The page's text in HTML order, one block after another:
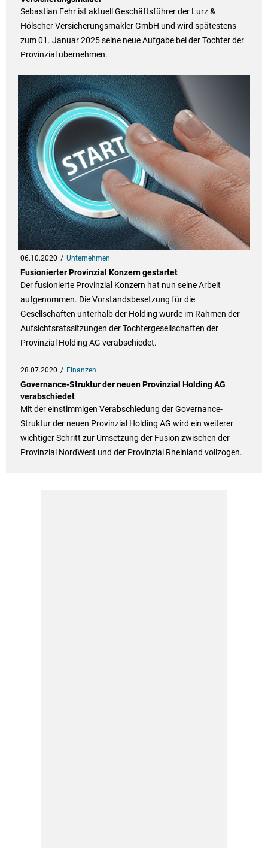
Sebastian Fehr ist aktuell Geschäftsführer der Lurz &
Hölscher Versicherungsmakler GmbH und wird spätestens
zum 01. Januar 2025 seine neue Aufgabe bei der Tochter der
Provinzial übernehmen.
06.10.2020 Unternehmen
Fusionierter Provinzial Konzern gestartet
Der fusionierte Provinzial Konzern hat nun seine Arbeit
aufgenommen. Die Vorstandsbesetzung für die
Gesellschaften unterhalb der Holding wurde im Rahmen der
Aufsichtsratssitzungen der Tochtergesellschaften der
Provinzial Holding AG verabschiedet.
28.07.2020 Finanzen
Governance-Struktur der neuen Provinzial Holding AG
verabschiedet
Mit der einstimmigen Verabschiedung der Governance-
Struktur der neuen Provinzial Holding AG wird ein weiterer
wichtiger Schritt zur Umsetzung der Fusion zwischen der
Provinzial NordWest und der Provinzial Rheinland vollzogen.